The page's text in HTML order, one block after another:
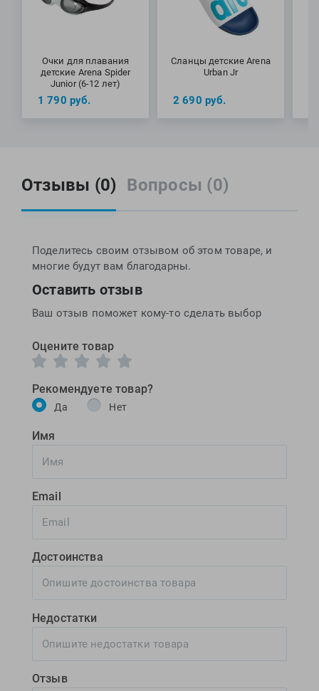
Очки для плавания
детские Arena Spider
Junior (6-12 лет)
1 790 руб.
Сланцы детские Arena
Urban Jr
2 690 руб.
Отзывы (0) Вопросы (0)
Поделитесь своим отзывом об этом товаре, и
многие будут вам благодарны.
Оставить отзыв
Ваш отзыв поможет кому-то сделать выбор
Оцените товар
Рекомендуете товар?
Да Нет
Имя
Email
Достоинства
Недостатки
Отзыв